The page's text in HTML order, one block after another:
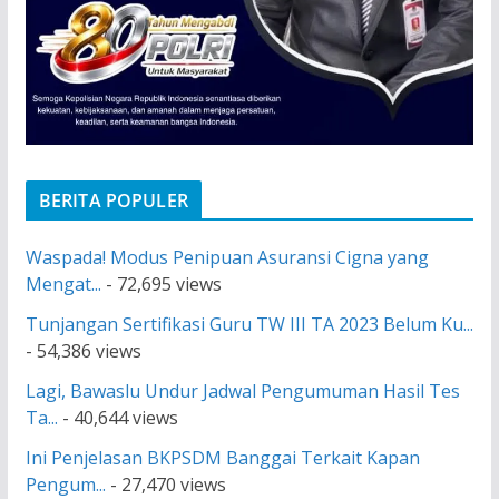
BERITA POPULER
Waspada! Modus Penipuan Asuransi Cigna yang
Mengat... - 72,695 views
Tunjangan Sertifikasi Guru TW III TA 2023 Belum Ku...
- 54,386 views
Lagi, Bawaslu Undur Jadwal Pengumuman Hasil Tes
Ta... - 40,644 views
Ini Penjelasan BKPSDM Banggai Terkait Kapan
Pengum... - 27,470 views